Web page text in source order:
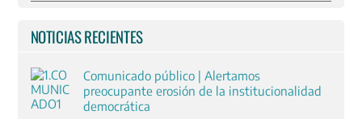
NOTICIAS RECIENTES
Comunicado público | Alertamos
preocupante erosión de la institucionalidad
democrática